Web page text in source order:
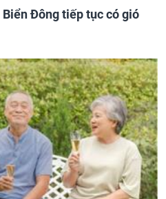
Đông tiếp tục có gió